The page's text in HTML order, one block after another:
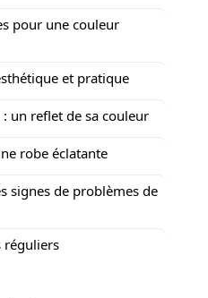
pour une couleur
et pratique
un reflet de sa couleur
robe éclatante
signes de problèmes de
réguliers